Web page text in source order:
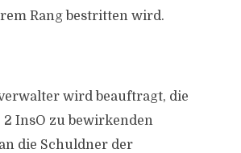
Rang bestritten wird.
wird beauftragt, die
2 InsO zu bewirkenden
die Schuldner der